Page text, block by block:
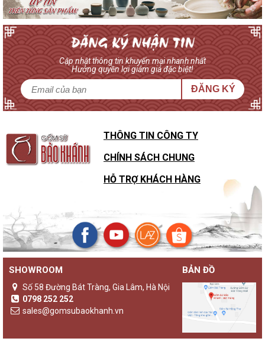
Cập nhật thông tin khuyến mại nhanh nhất
Hưởng quyền lợi giảm giá đặc biệt!
ĐĂNG KÝ
THÔNG TIN CÔNG TY
CHÍNH SÁCH CHUNG
HỖ TRỢ KHÁCH HÀNG
SHOWROOM
Số 58 Đường Bát Tràng, Gia Lâm, Hà Nội
0798 252 252
sales@gomsubaokhanh.vn
BẢN ĐỒ